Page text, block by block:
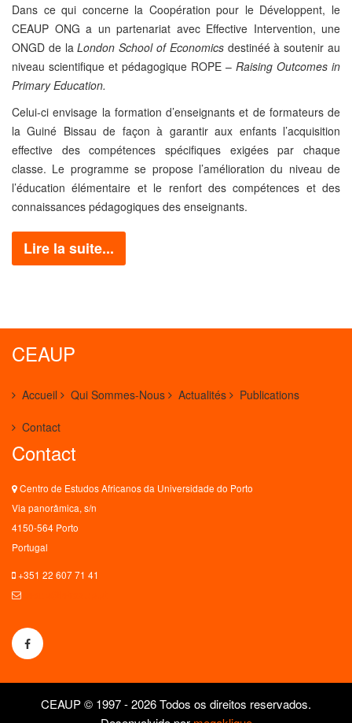
Dans ce qui concerne la Coopération pour le Développent, le
CEAUP ONG a un partenariat avec Effective Intervention, une
ONGD de laLondon School of Economicsdestinéé à soutenir au
niveau scientifique et pédagogique ROPE – Raising Outcomes in
Primary Education.
Celui-ci envisage la formation d’enseignants et de formateurs de
la Guiné Bissau de façon à garantir aux enfants l’acquisition
effective des compétences spécifiques exigées par chaque
classe. Le programme se propose l’amélioration du niveau de
l’éducation élémentaire et le renfort des compétences et des
connaissances pédagogiques des enseignants.
Lire la suite...
CEAUP
Accueil Qui Sommes-Nous Actualités Publications
Contact
Contact
Centro de Estudos Africanos da Universidade do Porto
Via panorâmica, s/n
4150-564 Porto
Portugal
+351 22 607 71 41
CEAUP © 1997 - 2026 Todos os direitos reservados.